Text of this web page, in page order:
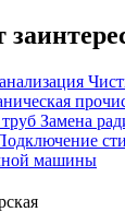
Замена
машины